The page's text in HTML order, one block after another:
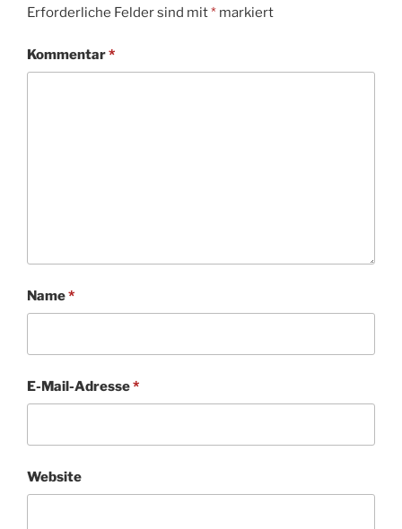
Erforderliche Felder sind mit* markiert
Kommentar*
Name*
E-Mail-Adresse*
Website